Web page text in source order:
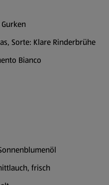
Gurken
Sorte: Klare Rinderbrühe
Bianco
frisch